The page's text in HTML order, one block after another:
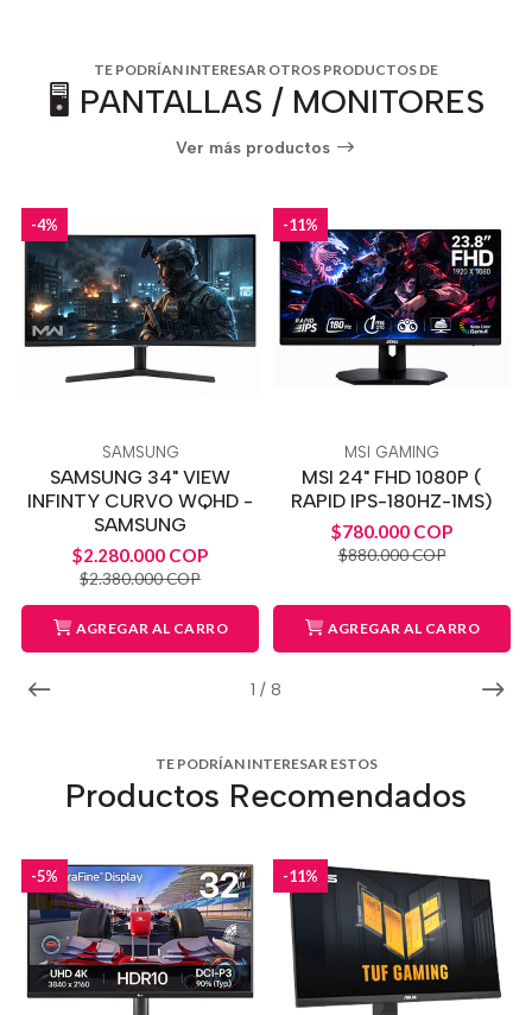
TE PODRÍAN INTERESAR OTROS PRODUCTOS DE
🖥️ PANTALLAS / MONITORES
Ver más productos
1 / 8
-4%
SAMSUNG
SAMSUNG 34" VIEW
INFINTY CURVO WQHD -
SAMSUNG
$2.280.000 COP
$2.380.000 COP
AGREGAR AL CARRO
-11%
MSI GAMING
MSI 24" FHD 1080P (
RAPID IPS-180HZ-1MS)
$780.000 COP
$880.000 COP
AGREGAR AL CARRO
TE PODRÍAN INTERESAR ESTOS
Productos Recomendados
-5% -11%